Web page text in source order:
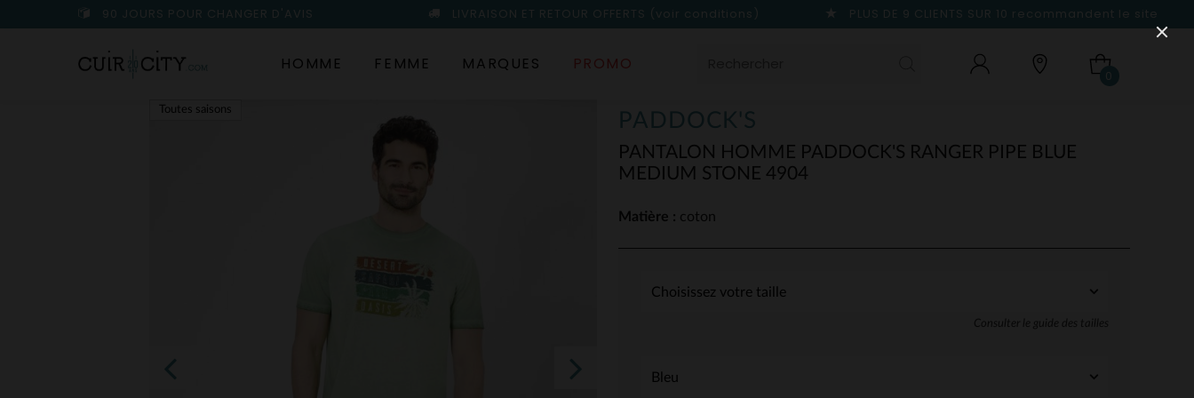
90 JOURS POUR CHANGER D'AVIS LIVRAISON ET RETOUR OFFERTS (voir conditions) PLUS DE 9 CLIENTS SUR 10 recommandent le site
HOMME FEMME MARQUES PROMO
0
PADDOCK'S
PANTALON HOMME PADDOCK'S RANGER PIPE BLUE
MEDIUM STONE 4904
Toutes saisons
Matière : coton
Consulter le guide des tailles